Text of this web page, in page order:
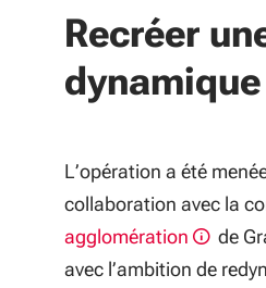
Recréer
dynamique
L’opération a été
collaboration avec la
agglomération
de
avec l’ambition de